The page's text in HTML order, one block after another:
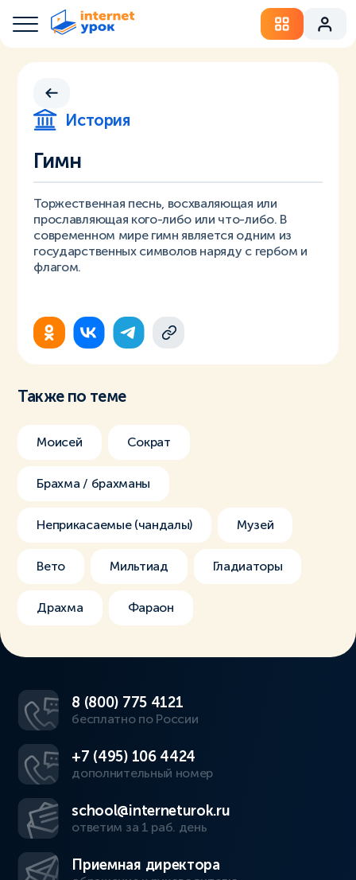
История
Гимн
Торжественная песнь, восхваляющая или
прославляющая кого-либо или что-либо. В
современном мире гимн является одним из
государственных символов наряду с гербом и
флагом.
Также по теме
Моисей Сократ
Брахма / брахманы
Неприкасаемые (чандалы) Музей
Вето Мильтиад Гладиаторы
Драхма Фараон
8 (800) 775 4121
бесплатно по России
+7 (495) 106 4424
дополнительный номер
school@interneturok.ru
ответим за 1 раб. день
Приемная директора